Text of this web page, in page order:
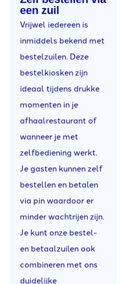
een zuil
Vrijwel iedereen is
inmiddels bekend met
bestelzuilen. Deze
bestelkiosken zijn
ideaal tijdens drukke
momenten in je
afhaalrestaurant of
wanneer je met
zelfbediening werkt.
Je gasten kunnen zelf
bestellen en betalen
via pin waardoor er
minder wachtrijen zijn.
Je kunt onze bestel-
en betaalzuilen ook
combineren met ons
duidelijke